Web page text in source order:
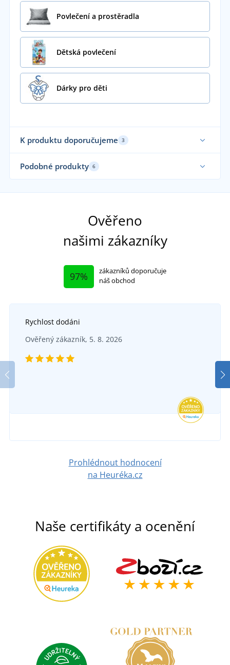
Povlečení a prostěradla
Dětská povlečení
Dárky pro děti
K produktu doporučujeme 3
Vyrobeno v ČR
Jersey prostěradlo s elastanem
Podobné produkty 6
Ověřeno
našimi zákazníky
97%
zákazníků doporučuje
náš obchod
Rychlost dodáni
Ověřený zákazník, 5. 8. 2026
Prohlédnout hodnocení
na Heuréka.cz
Naše certifikáty a ocenění